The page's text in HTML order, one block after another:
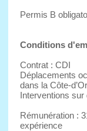
Permis B
Conditions
Contrat : CDI
Déplacements
dans la Côte-
Interventions sur
Rémunération :
expérience